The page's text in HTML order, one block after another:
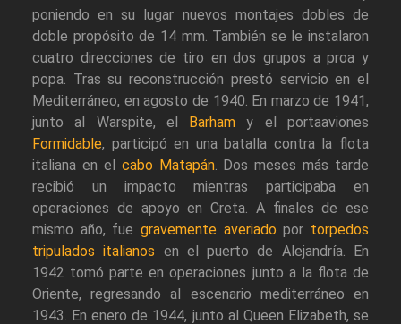
poniendo en su lugar nuevos montajes dobles de
doble propósito de 14 mm. También se le instalaron
cuatro direcciones de tiro en dos grupos a proa y
popa. Tras su reconstrucción prestó servicio en el
Mediterráneo, en agosto de 1940. En marzo de 1941,
junto al Warspite, el Barham y el portaaviones
Formidable, participó en una batalla contra la flota
italiana en el cabo Matapán. Dos meses más tarde
recibió un impacto mientras participaba en
operaciones de apoyo en Creta. A finales de ese
mismo año, fue gravemente averiado por torpedos
tripulados italianos en el puerto de Alejandría. En
1942 tomó parte en operaciones junto a la flota de
Oriente, regresando al escenario mediterráneo en
1943. En enero de 1944, junto al Queen Elizabeth, se